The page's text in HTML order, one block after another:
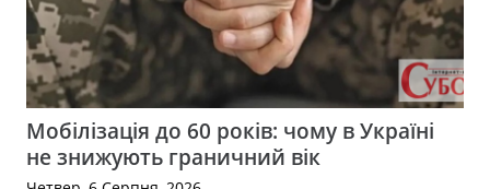
Мобілізація до 60 років: чому в Україні
не знижують граничний вік